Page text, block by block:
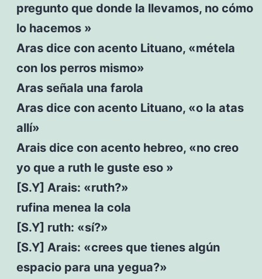
pregunto que donde la llevamos, no cómo
lo hacemos »
Aras dice con acento Lituano, «métela
con los perros mismo»
Aras señala una farola
Aras dice con acento Lituano, «o la atas
allí»
Arais dice con acento hebreo, «no creo
yo que a ruth le guste eso »
[S.Y] Arais: «ruth?»
rufina menea la cola
[S.Y] ruth: «sí?»
[S.Y] Arais: «crees que tienes algún
espacio para una yegua?»